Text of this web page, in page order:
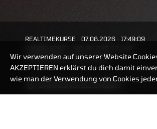
BANKEINSTELLUNGEN
REALTIMEKURSE 07.08.2026
17:49:09
ZERTIFIKATE
8:00-22 UHR
Wir verwenden auf unserer Website
AKZEPTIEREN erklärst du dich damit
wie man der Verwendung von Cookies